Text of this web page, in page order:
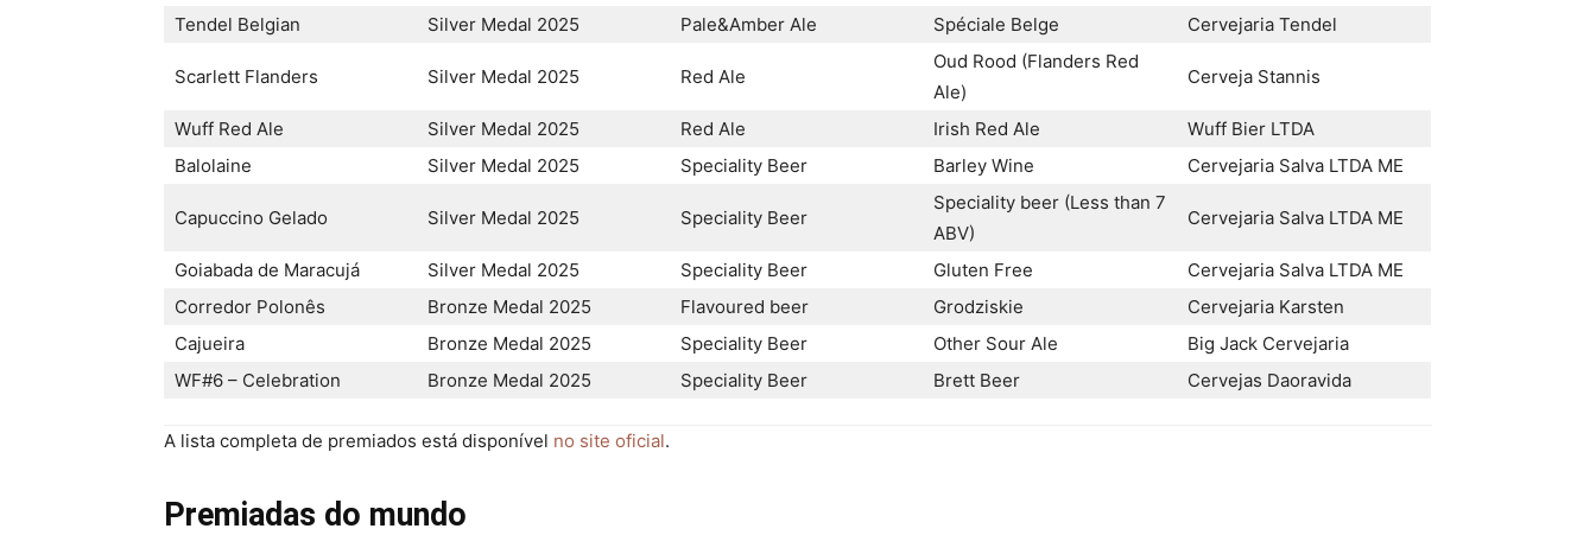
Tendel Belgian
Silver Medal 2025 Pale&Amber Ale Spéciale Belge Cervejaria Tendel
Scarlett Flanders Silver Medal 2025 Red Ale
Oud Rood (Flanders Red
Ale)
Cerveja Stannis
Wuff Red Ale Silver Medal 2025 Red Ale Irish Red Ale
Wuff Bier LTDA
Balolaine
Silver Medal 2025 Speciality Beer Barley Wine Cervejaria Salva LTDA ME
Capuccino Gelado Silver Medal 2025 Speciality Beer
Speciality beer (Less than 7
ABV)
Cervejaria Salva LTDA ME
Goiabada de Maracujá Silver Medal 2025 Speciality Beer Gluten Free
Cervejaria Salva LTDA ME
Corredor Polonês
Bronze Medal 2025 Flavoured beer Grodziskie
Cervejaria Karsten
Cajueira
Bronze Medal 2025 Speciality Beer Other Sour Ale
Big Jack Cervejaria
WF#6 – Celebration
Bronze Medal 2025 Speciality Beer Brett Beer Cervejas Daoravida
A lista completa de premiados está disponível no site oficial.
Premiadas do mundo